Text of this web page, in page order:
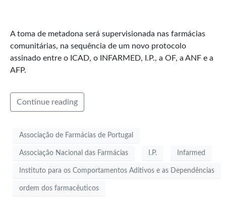
A toma de metadona será supervisionada nas farmácias
comunitárias, na sequência de um novo protocolo
assinado entre o ICAD, o INFARMED, I.P., a OF, a ANF e a
AFP.
Continue reading
Associação de Farmácias de Portugal
Associação Nacional das Farmácias I.P. Infarmed
Instituto para os Comportamentos Aditivos e as Dependências
ordem dos farmacêuticos